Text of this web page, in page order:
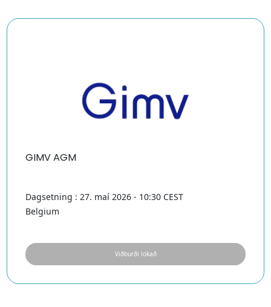
GIMV AGM
Dagsetning : 27. maí 2026 - 10:30 CEST
Belgium
Viðburði lokað